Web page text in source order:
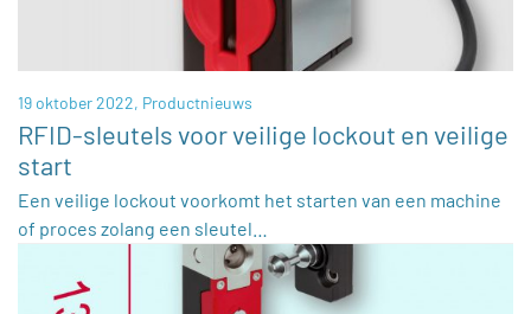
19 oktober 2022, Productnieuws
RFID-sleutels voor veilige lockout en veilige
start
Een veilige lockout voorkomt het starten van een machine
of proces zolang een sleutel…